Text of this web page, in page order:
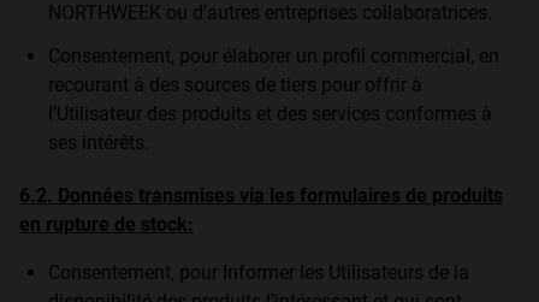
NORTHWEEK ou d’autres entreprises collaboratrices.
Consentement, pour élaborer un profil commercial, en
recourant à des sources de tiers pour offrir à
l’Utilisateur des produits et des services conformes à
ses intérêts.
6.2. Données transmises via les formulaires de produits
en rupture de stock:
Consentement, pour Informer les Utilisateurs de la